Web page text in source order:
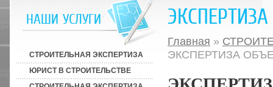
НАШИ УСЛУГИ
СТРОИТЕЛЬНАЯ ЭКСПЕРТИЗА
ЮРИСТ В СТРОИТЕЛЬСТВЕ
Главная »
ЭКСПЕРТИЗА